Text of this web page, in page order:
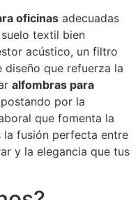
oficinas adecuadas
textil bien
acústico, un filtro
que refuerza la
alfombras para
por la
que fomenta la
la fusión perfecta entre
y la elegancia que tus